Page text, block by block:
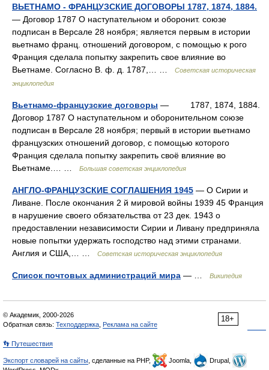
ВЬЕТНАМО - ФРАНЦУЗСКИЕ ДОГОВОРЫ 1787, 1874, 1884.
— Договор 1787 О наступательном и оборонит. союзе
подписан в Версале 28 ноября; является первым в истории
вьетнамо франц. отношений договором, с помощью к рого
Франция сделала попытку закрепить свое влияние во
Вьетнаме. Согласно В. ф. д. 1787,… …
Советская историческая
энциклопедия
Вьетнамо-французские договоры — 1787, 1874, 1884.
Договор 1787 О наступательном и оборонительном союзе
подписан в Версале 28 ноября; первый в истории вьетнамо
французских отношений договор, с помощью которого
Франция сделала попытку закрепить своё влияние во
Вьетнаме.… …
Большая советская энциклопедия
АНГЛО-ФРАНЦУЗСКИЕ СОГЛАШЕНИЯ 1945 — О Сирии и
Ливане. После окончания 2 й мировой войны 1939 45 Франция
в нарушение своего обязательства от 23 дек. 1943 о
предоставлении независимости Сирии и Ливану предприняла
новые попытки удержать господство над этими странами.
Англия и США,… …
Советская историческая энциклопедия
Список почтовых администраций мира — … Википедия
18+
© Академик, 2000-2026
Обратная связь: Техподдержка Реклама на сайте
👣 Путешествия
Экспорт словарей на сайты , сделанные на PHP, Joomla,
Drupal,